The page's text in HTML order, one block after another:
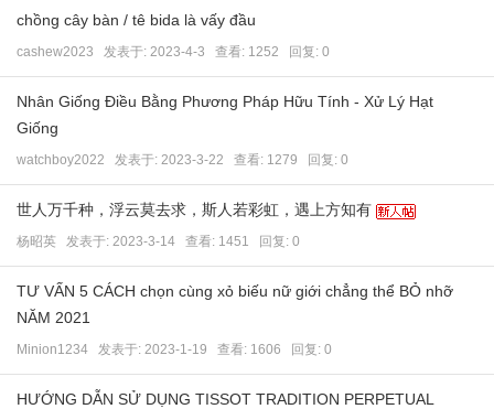
chồng cây bàn / tê bida là vấy đầu
cashew2023 发表于: 2023-4-3 查看: 1252 回复: 0
Nhân Giống Điều Bằng Phương Pháp Hữu Tính - Xử Lý Hạt
Giống
watchboy2022 发表于: 2023-3-22 查看: 1279 回复: 0
世人万千种，浮云莫去求，斯人若彩虹，遇上方知有
杨昭英 发表于: 2023-3-14 查看: 1451 回复: 0
TƯ VẤN 5 CÁCH chọn cùng xỏ biếu nữ giới chẳng thể BỎ nhỡ
NĂM 2021
Minion1234 发表于: 2023-1-19 查看: 1606 回复: 0
HƯỚNG DẪN SỬ DỤNG TISSOT TRADITION PERPETUAL